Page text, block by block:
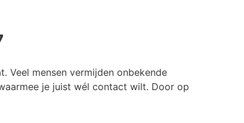
Veel mensen vermijden onbekende
je juist wél contact wilt. Door op